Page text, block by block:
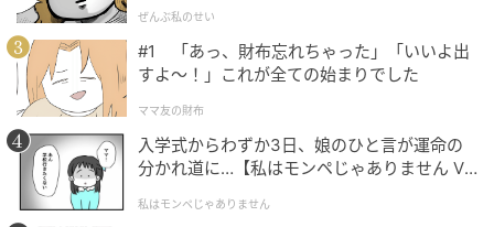
CHANCE & CHANGE #54
［出演者］狩野英孝、ベッキー ほか
［番組URL］ https://abema.tv/video/episode/221-
265_s1_p54
(C)AbemaTV, Inc.
次の記事
ぜんぶ私のせい
#1 「あっ、財布忘れちゃった」「いいよ出
すよ〜！」これが全ての始まりでした
ママ友の財布
入学式からわずか3日、娘のひと言が運命の
分かれ道に…【私はモンペじゃありません Vo
私はモンペじゃありません